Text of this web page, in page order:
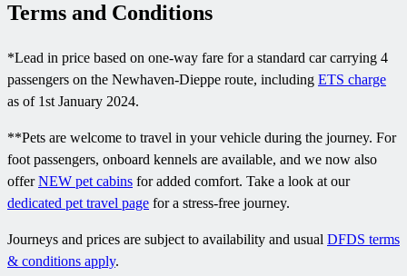
Terms and Conditions
*Lead in price based on one-way fare for a standard car carrying 4
passengers on the Newhaven-Dieppe route, including ETS charge
as of 1st January 2024.
**Pets are welcome to travel in your vehicle during the journey. For
foot passengers, onboard kennels are available, and we now also
offerNEW pet cabins for added comfort. Take a look at our
dedicated pet travel page for a stress-free journey.
Journeys and prices are subject to availability and usual DFDS terms
& conditions apply.